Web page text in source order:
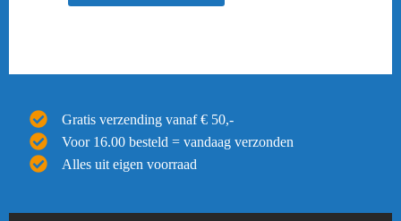
Gratis verzending vanaf € 50,-
Voor 16.00 besteld = vandaag verzonden
Alles uit eigen voorraad